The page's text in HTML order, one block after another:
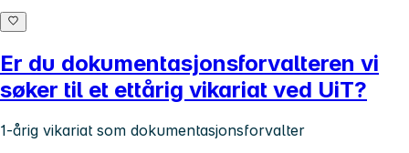
Er du dokumentasjonsforvalteren vi
søker til et ettårig vikariat ved UiT?
1-årig vikariat som dokumentasjonsforvalter